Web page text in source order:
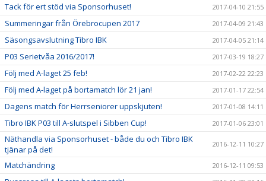
Tack för ert stöd via Sponsorhuset! 2017-04-10 21:55
Summeringar från Örebrocupen 2017 2017-04-09 21:43
Säsongsavslutning Tibro IBK 2017-04-05 21:14
P03 Serietvåa 2016/2017! 2017-03-19 18:27
Följ med A-laget 25 feb! 2017-02-22 22:23
Följ med A-laget på bortamatch lör 21 jan! 2017-01-17 22:54
Dagens match för Herrseniorer uppskjuten! 2017-01-08 14:11
Tibro IBK P03 till A-slutspel i Sibben Cup! 2017-01-06 23:01
Näthandla via Sponsorhuset - både du och Tibro IBK
tjänar på det!
2016-12-11 10:27
Matchändring 2016-12-11 09:53